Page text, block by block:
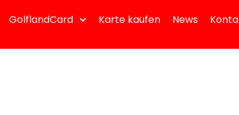
GolflandCard Karte kaufen News